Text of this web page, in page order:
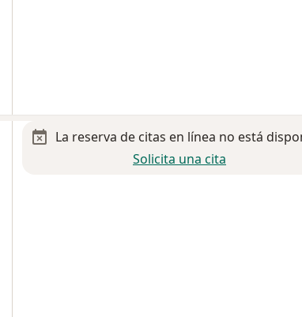
La reserva de citas en línea no está
Solicita una cita